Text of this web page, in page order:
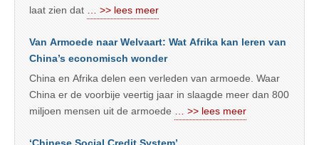
laat zien dat
… >> lees meer
Van Armoede naar Welvaart: Wat Afrika kan leren van
China’s economisch wonder
China en Afrika delen een verleden van armoede. Waar
China er de voorbije veertig jaar in slaagde meer dan 800
miljoen mensen uit de armoede
… >> lees meer